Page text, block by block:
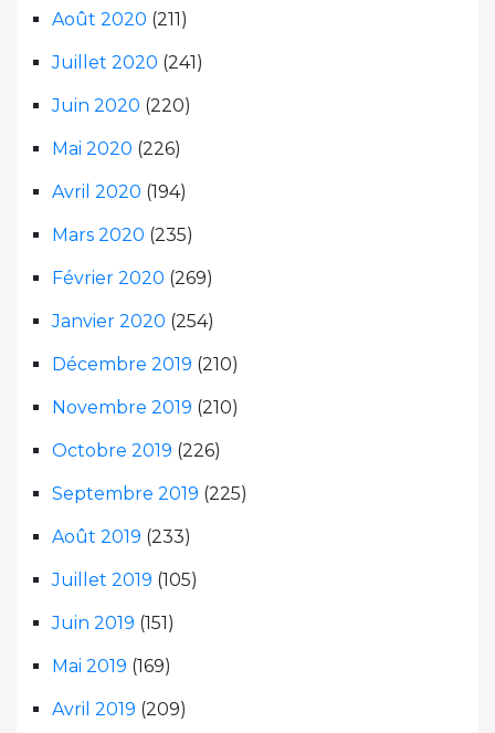
Août 2020 (211)
Juillet 2020 (241)
Juin 2020 (220)
Mai 2020 (226)
Avril 2020 (194)
Mars 2020 (235)
Février 2020 (269)
Janvier 2020 (254)
Décembre 2019 (210)
Novembre 2019 (210)
Octobre 2019 (226)
Septembre 2019 (225)
Août 2019 (233)
Juillet 2019 (105)
Juin 2019 (151)
Mai 2019 (169)
Avril 2019 (209)